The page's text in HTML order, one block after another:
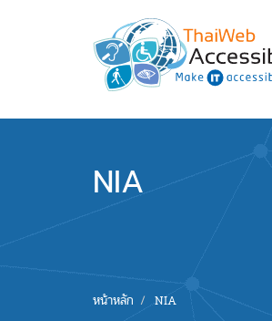
พัฒนาเว็บไซต์ที่ทุกคนเข้าถึงได้ที่แรก
You are
หน้าหลัก NIA
NIA